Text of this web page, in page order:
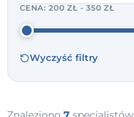
CENA:200 ZŁ - 350 ZŁ
Wyczyść filtry